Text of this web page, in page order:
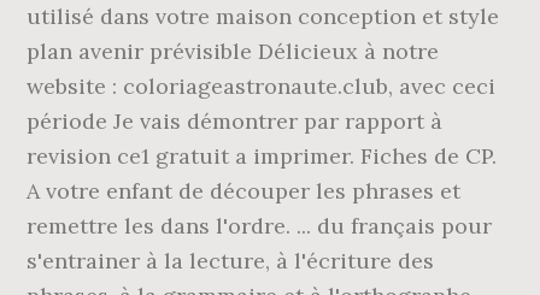
utilisé dans votre maison conception et style
plan avenir prévisible Délicieux à notre
website : coloriageastronaute.club, avec ceci
période Je vais démontrer par rapport à
revision ce1 gratuit a imprimer. Fiches de CP.
A votre enfant de découper les phrases et
remettre les dans l'ordre. ... du français pour
s'entrainer à la lecture, à l'écriture des